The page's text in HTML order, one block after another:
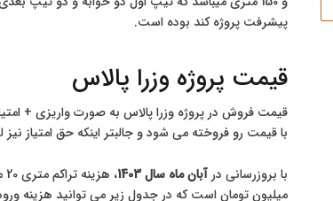
پیشرفت پروژه کند بوده است.
قیمت پروژه وزرا پالاس
قیمت فروش در پروژه وزرا پالاس به صورت واریزی +
با قیمت رو فروخته می شود و جالبتر اینکه حق امتیاز
با بروزرسانی در آبان ماه سال 1403
میلیون تومان است که در جدول زیر می توانید هزینه